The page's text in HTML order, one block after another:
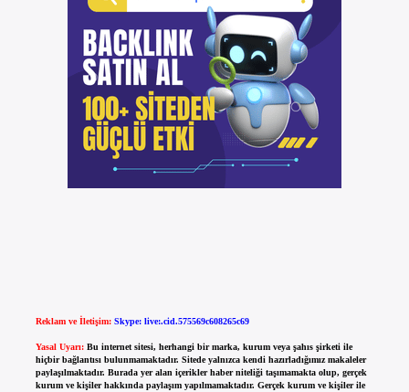
Reklam ve İletişim: Skype: live:.cid.575569c608265c69
Yasal Uyarı: Bu internet sitesi, herhangi bir marka, kurum veya şahıs şirketi ile
hiçbir bağlantısı bulunmamaktadır. Sitede yalnızca kendi hazırladığımız makaleler
paylaşılmaktadır. Burada yer alan içerikler haber niteliği taşımamakta olup, gerçek
kurum ve kişiler hakkında paylaşım yapılmamaktadır. Gerçek kurum ve kişiler ile